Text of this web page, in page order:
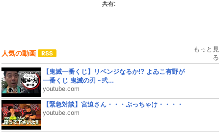
共有:
人気の動画
もっと見
る
【鬼滅一番くじ】リベンジなるか!? よゐこ有野が
一番くじ 鬼滅の刃 ~弐...
youtube.com
【緊急対談】宮迫さん・・・ぶっちゃけ・・・・
youtube.com